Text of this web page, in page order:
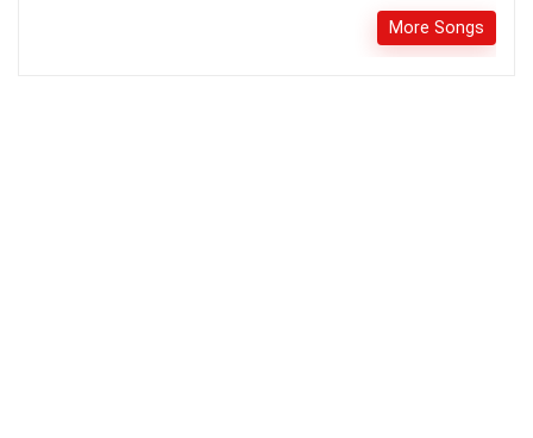
More Songs